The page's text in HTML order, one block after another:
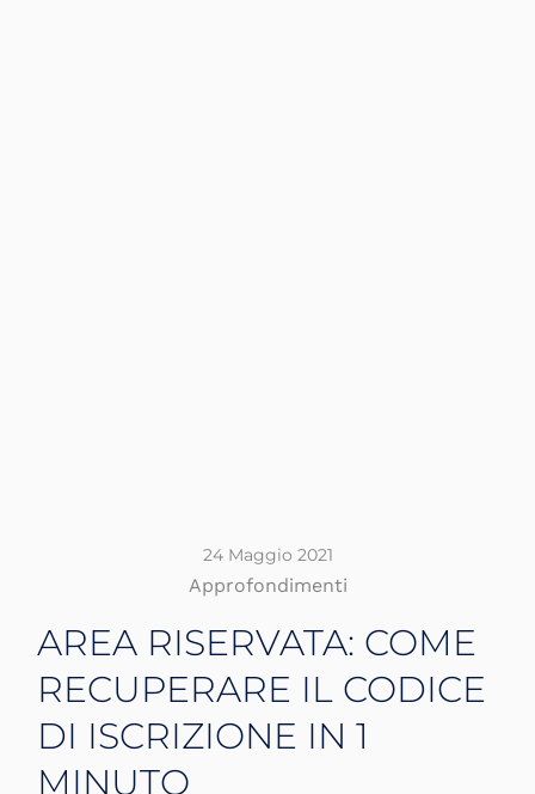
24 Maggio 2021
Approfondimenti
AREA RISERVATA: COME
RECUPERARE IL CODICE
DI ISCRIZIONE IN 1
MINUTO